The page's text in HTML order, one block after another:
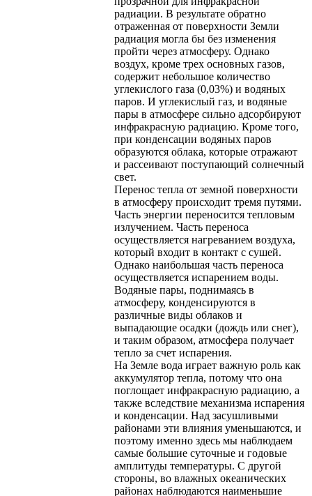
радиации. В результате обратно
отраженная от поверхности Земли
радиация могла бы без изменения
пройти через атмосферу. Однако
воздух, кроме трех основных газов,
содержит небольшое количество
углекислого газа (0,03%) и водяных
паров. И углекислый газ, и водяные
пары в атмосфере сильно адсорбируют
инфракрасную радиацию. Кроме того,
при конденсации водяных паров
образуются облака, которые отражают
и рассеивают поступающий солнечный
свет.
Перенос тепла от земной поверхности
в атмосферу происходит тремя путями.
Часть энергии переносится тепловым
излучением. Часть переноса
осуществляется нагреванием воздуха,
который входит в контакт с сушей.
Однако наибольшая часть переноса
осуществляется испарением воды.
Водяные пары, поднимаясь в
атмосферу, конденсируются в
различные виды облаков и
выпадающие осадки (дождь или снег),
и таким образом, атмосфера получает
тепло за счет испарения.
На Земле вода играет важную роль как
аккумулятор тепла, потому что она
поглощает инфракрасную радиацию, а
также вследствие механизма испарения
и конденсации. Над засушливыми
районами эти влияния уменьшаются, и
поэтому именно здесь мы наблюдаем
самые большие суточные и годовые
амплитуды температуры. С другой
стороны, во влажных океанических
районах наблюдаются наименьшие